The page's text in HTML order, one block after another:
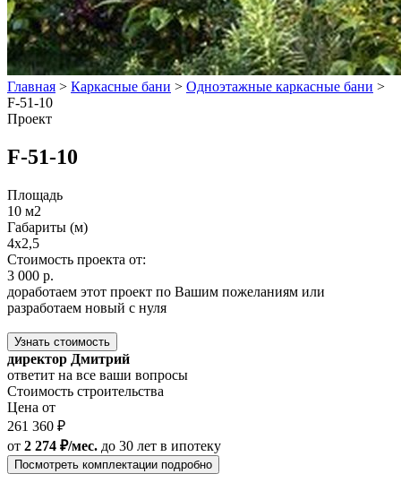
Главная > Каркасные бани > Одноэтажные каркасные бани >
F-51-10
Проект
F-51-10
Площадь
10 м2
Габариты (м)
4x2,5
Стоимость проекта от:
3 000 р.
доработаем этот проект по Вашим пожеланиям или
разработаем новый с нуля
Узнать стоимость
директор Дмитрий
ответит на все ваши вопросы
Стоимость строительства
Цена от
261 360 ₽
от 2 274 ₽/мес. до 30 лет в ипотеку
Посмотреть комплектации подробно